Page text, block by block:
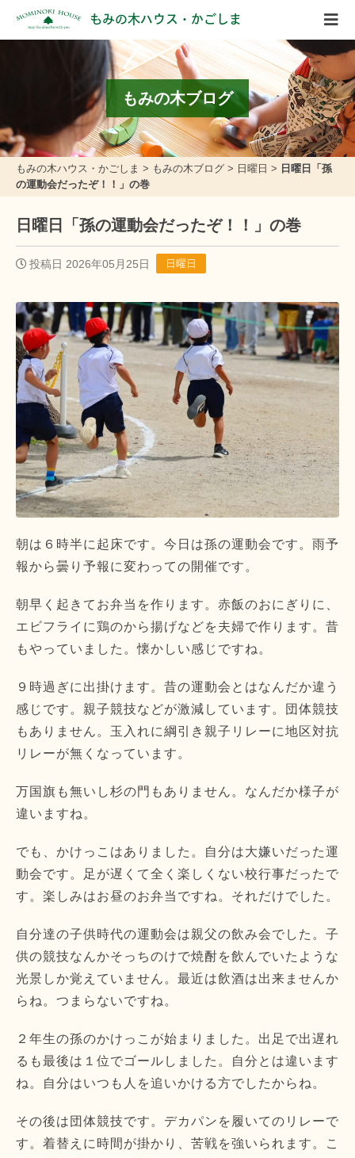
もみの木ハウス・かごしま
もみの木ブログ
もみの木ハウス・かごしま > もみの木ブログ > 日曜日 > 日曜日「孫
の運動会だったぞ！！」の巻
日曜日「孫の運動会だったぞ！！」の巻
投稿日 2026年05月25日 日曜日
朝は６時半に起床です。今日は孫の運動会です。雨予
報から曇り予報に変わっての開催です。
朝早く起きてお弁当を作ります。赤飯のおにぎりに、
エビフライに鶏のから揚げなどを夫婦で作ります。昔
もやっていました。懐かしい感じですね。
９時過ぎに出掛けます。昔の運動会とはなんだか違う
感じです。親子競技などが激減しています。団体競技
もありません。玉入れに綱引き親子リレーに地区対抗
リレーが無くなっています。
万国旗も無いし杉の門もありません。なんだか様子が
違いますね。
でも、かけっこはありました。自分は大嫌いだった運
動会です。足が遅くて全く楽しくない校行事だったで
す。楽しみはお昼のお弁当ですね。それだけでした。
自分達の子供時代の運動会は親父の飲み会でした。子
供の競技なんかそっちのけで焼酎を飲んでいたような
光景しか覚えていません。最近は飲酒は出来ませんか
らね。つまらないですね。
２年生の孫のかけっこが始まりました。出足で出遅れ
るも最後は１位でゴールしました。自分とは違います
ね。自分はいつも人を追いかける方でしたからね。
その後は団体競技です。デカパンを履いてのリレーで
す。着替えに時間が掛かり、苦戦を強いられます。こ